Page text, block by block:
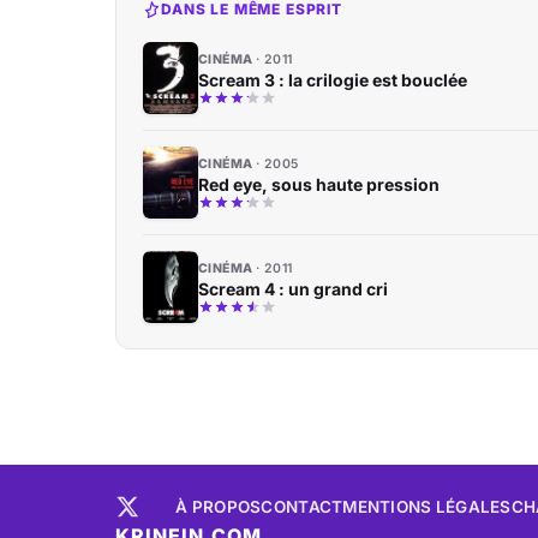
DANS LE MÊME ESPRIT
CINÉMA 2011
Scream 3 : la crilogie est bouclée
CINÉMA 2005
Red eye, sous haute pression
CINÉMA 2011
Scream 4 : un grand cri
À PROPOSCONTACTMENTIONS LÉGALES